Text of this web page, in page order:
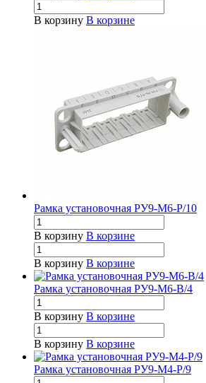
В корзину В корзине
Рамка установочная РУ9-М6-Р/10
В корзину В корзине
В корзину В корзине
Рамка установочная РУ9-М6-В/4
В корзину В корзине
В корзину В корзине
Рамка установочная РУ9-М4-Р/9